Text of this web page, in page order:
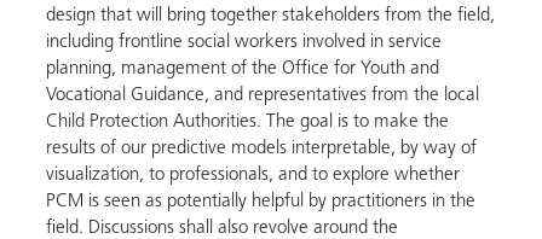
design that will bring together stakeholders from the field,
including frontline social workers involved in service
planning, management of the Office for Youth and
Vocational Guidance, and representatives from the local
Child Protection Authorities. The goal is to make the
results of our predictive models interpretable, by way of
visualization, to professionals, and to explore whether
PCM is seen as potentially helpful by practitioners in the
field. Discussions shall also revolve around the